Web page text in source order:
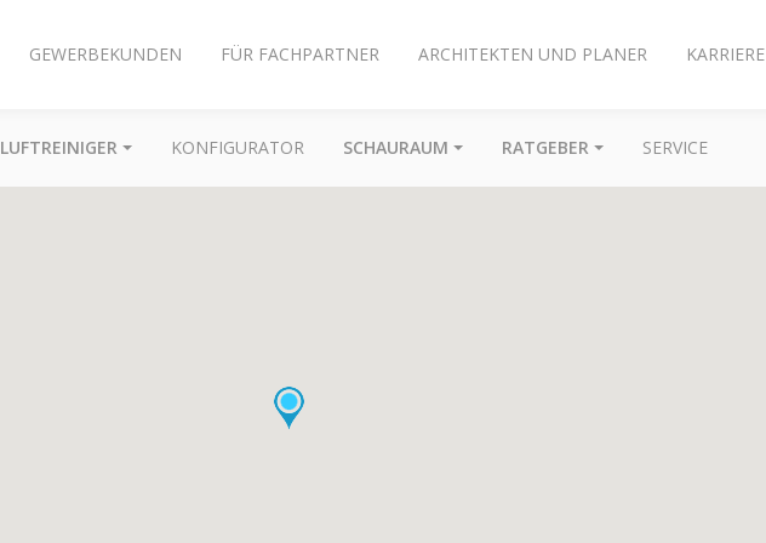
GEWERBEKUNDEN FÜR FACHPARTNER ARCHITEKTEN UND PLANER KARRIERE
LUFTREINIGER KONFIGURATOR SCHAURAUM RATGEBER SERVICE